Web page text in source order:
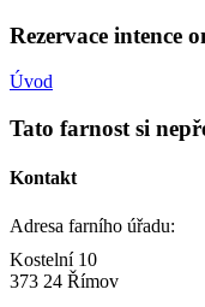
Rezervace intence
Úvod
Tato farnost si
Kontakt
Adresa farního úřadu:
Kostelní 10
373 24 Římov